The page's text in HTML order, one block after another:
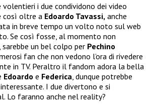
volentieri i due condividono dei video
così oltre a Edoardo Tavassi, anche
in breve tempo un volto noto sul web
Se così fosse, al momento non
un bel colpo per Pechino
fan che non vedono l’ora di rivedere
in TV. Peraltro il fandom adora la bella
Edoardo e Federica , dunque potrebbe
I due divertono e si
Lo faranno anche nel reality?